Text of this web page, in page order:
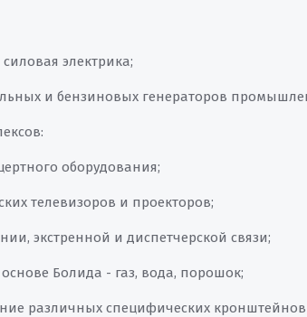
электрика;
и бензиновых генераторов
оборудования;
телевизоров и проекторов;
экстренной и диспетчерской связи;
Болида - газ, вода, порошок;
различных специфических